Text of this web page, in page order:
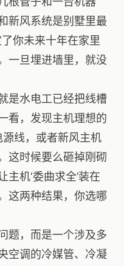
新风系统是别墅里最
了你未来十年在家里
一旦埋进墙里，就没
是水电工已经把线槽
看，发现主机理想的
线，或者新风主机
这时候要么砸掉刚砌
机‘委曲求全’装在
这两种结果，你选哪
题，而是一个涉及多
空调的冷媒管、冷凝